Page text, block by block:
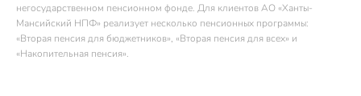
негосударственном пенсионном фонде. Для клиентов АО «Ханты-
Мансийский НПФ» реализует несколько пенсионных программы:
«Вторая пенсия для бюджетников», «Вторая пенсия для всех» и
«Накопительная пенсия».